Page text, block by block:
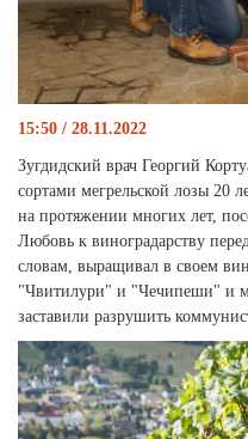
15:50 / 28.11.2022
Зугдидский врач Георгий
сортами мегрельской лозы 20
на протяжении многих лет,
Любовь к виноградарству
словам, выращивал в своем
"Чвитилури" и "Чечипеши" и
заставили разрушить